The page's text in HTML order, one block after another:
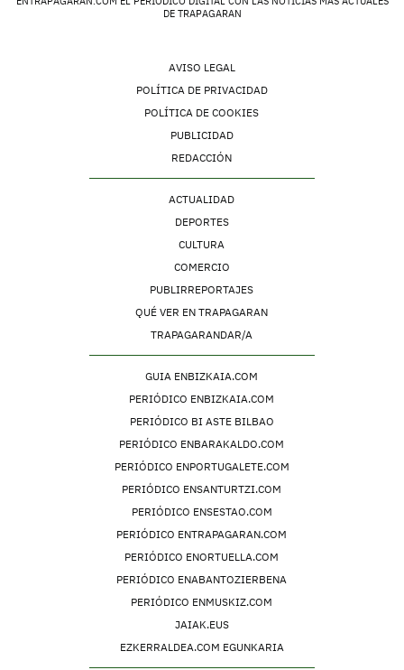
DE TRAPAGARAN
AVISO LEGAL
POLÍTICA DE PRIVACIDAD
POLÍTICA DE COOKIES
PUBLICIDAD
REDACCIÓN
ACTUALIDAD
DEPORTES
CULTURA
COMERCIO
PUBLIRREPORTAJES
QUÉ VER EN TRAPAGARAN
TRAPAGARANDAR/A
GUIA ENBIZKAIA.COM
PERIÓDICO ENBIZKAIA.COM
PERIÓDICO BI ASTE BILBAO
PERIÓDICO ENBARAKALDO.COM
PERIÓDICO ENPORTUGALETE.COM
PERIÓDICO ENSANTURTZI.COM
PERIÓDICO ENSESTAO.COM
PERIÓDICO ENTRAPAGARAN.COM
PERIÓDICO ENORTUELLA.COM
PERIÓDICO ENABANTOZIERBENA
PERIÓDICO ENMUSKIZ.COM
JAIAK.EUS
EZKERRALDEA.COM EGUNKARIA